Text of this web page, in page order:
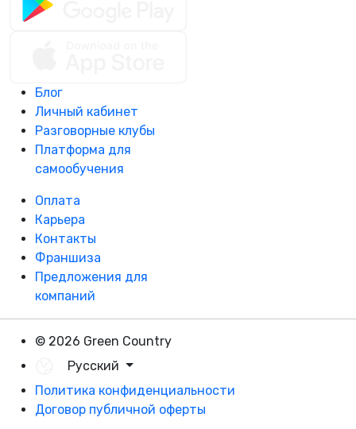
Блог
Личный кабинет
Разговорные клубы
Платформа для
самообучения
Оплата
Карьера
Контакты
Франшиза
Предложения для
компаний
© 2026 Green Country
Русский
Политика конфиденциальности
Договор публичной оферты